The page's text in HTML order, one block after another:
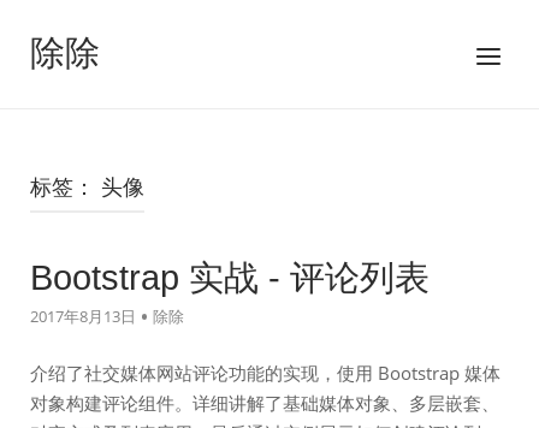
除除
菜
标签： 头像
Bootstrap 实战 - 评论列表
2017年8月13日 除除
介绍了社交媒体网站评论功能的实现，使用 Bootstrap 媒体
对象构建评论组件。详细讲解了基础媒体对象、多层嵌套、